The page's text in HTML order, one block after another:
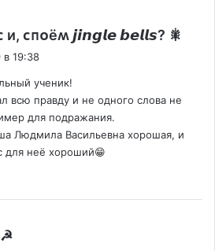
и, ᴄᴨᴏёʍ 𝙟𝙞𝙣𝙜𝙡𝙚 𝙗𝙚𝙡𝙡𝙨? 🎇
в 19:38
ученик!
всю правду и не одного слова не
для подражания.
Людмила Васильевна хорошая, и
для неё хороший😁
☭